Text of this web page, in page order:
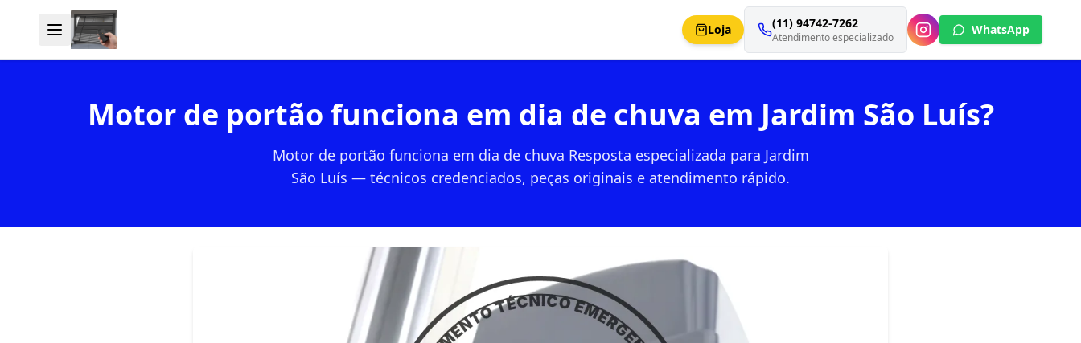
Loja (11) 94742-7262
Atendimento especializado
WhatsApp
Motor de portão funciona em dia de chuva em Jardim São Luís?
Motor de portão funciona em dia de chuva Resposta especializada para Jardim
São Luís — técnicos credenciados, peças originais e atendimento rápido.